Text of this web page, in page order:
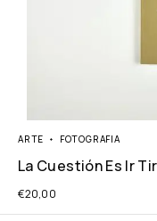
ARTE FOTOGRAFIA
La Cuestión Es Ir
€20,00